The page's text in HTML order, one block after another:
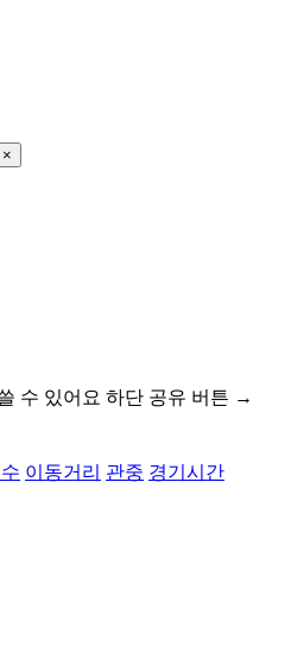
×
수 있어요 하단 공유 버튼 →
이동거리 관중 경기시간